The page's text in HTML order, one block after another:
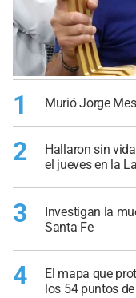
1 Murió Jorge
2
Hallaron sin
el jueves en la
3
Investigan la
Santa Fe
4
El mapa que
los 54 puntos